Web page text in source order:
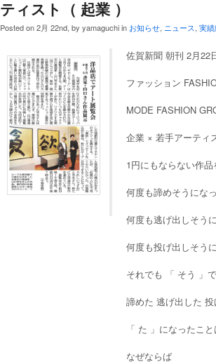
ティスト（ 起業 ）
Posted on 2月 22nd, by yamaguchi in お知らせ, ニュース, 実
佐賀新聞 朝刊 2月22
ファッション
MODE FASHION
企業 × 若手アーティ
1円にもならない作
何度も諦めそうにな
何度も逃げ出しそう
何度も投げ出しそう
それでも 「 そう 」
諦めた 逃げ出した
「 た 」になったこ
なぜならば